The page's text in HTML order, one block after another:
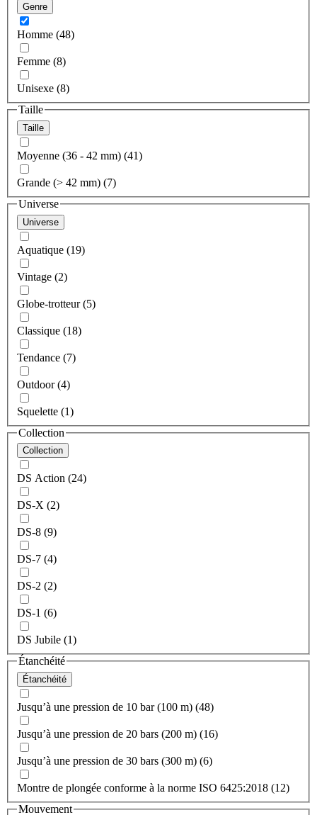
Genre
Homme (48)
Femme (8)
Unisexe (8)
Taille
Taille
Moyenne (36 - 42 mm) (41)
Grande (> 42 mm) (7)
Universe
Universe
Aquatique (19)
Vintage (2)
Globe-trotteur (5)
Classique (18)
Tendance (7)
Outdoor (4)
Squelette (1)
Collection
Collection
DS Action (24)
DS-X (2)
DS-8 (9)
DS-7 (4)
DS-2 (2)
DS-1 (6)
DS Jubile (1)
Étanchéité
Étanchéité
Jusqu’à une pression de 10 bar (100 m) (48)
Jusqu’à une pression de 20 bars (200 m) (16)
Jusqu’à une pression de 30 bars (300 m) (6)
Montre de plongée conforme à la norme ISO 6425:2018 (12)
Mouvement